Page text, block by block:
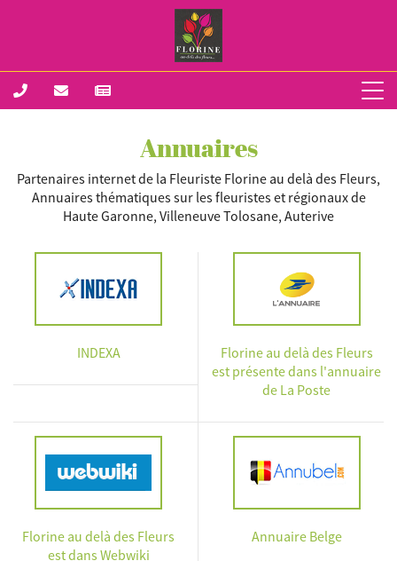
Annuaires
Partenaires internet de la Fleuriste Florine au delà des Fleurs,
Annuaires thématiques sur les fleuristes et régionaux de
Haute Garonne, Villeneuve Tolosane, Auterive
INDEXA
Florine au delà des Fleurs
est présente dans l'annuaire
de La Poste
Florine au delà des Fleurs
est dans Webwiki
Annuaire Belge